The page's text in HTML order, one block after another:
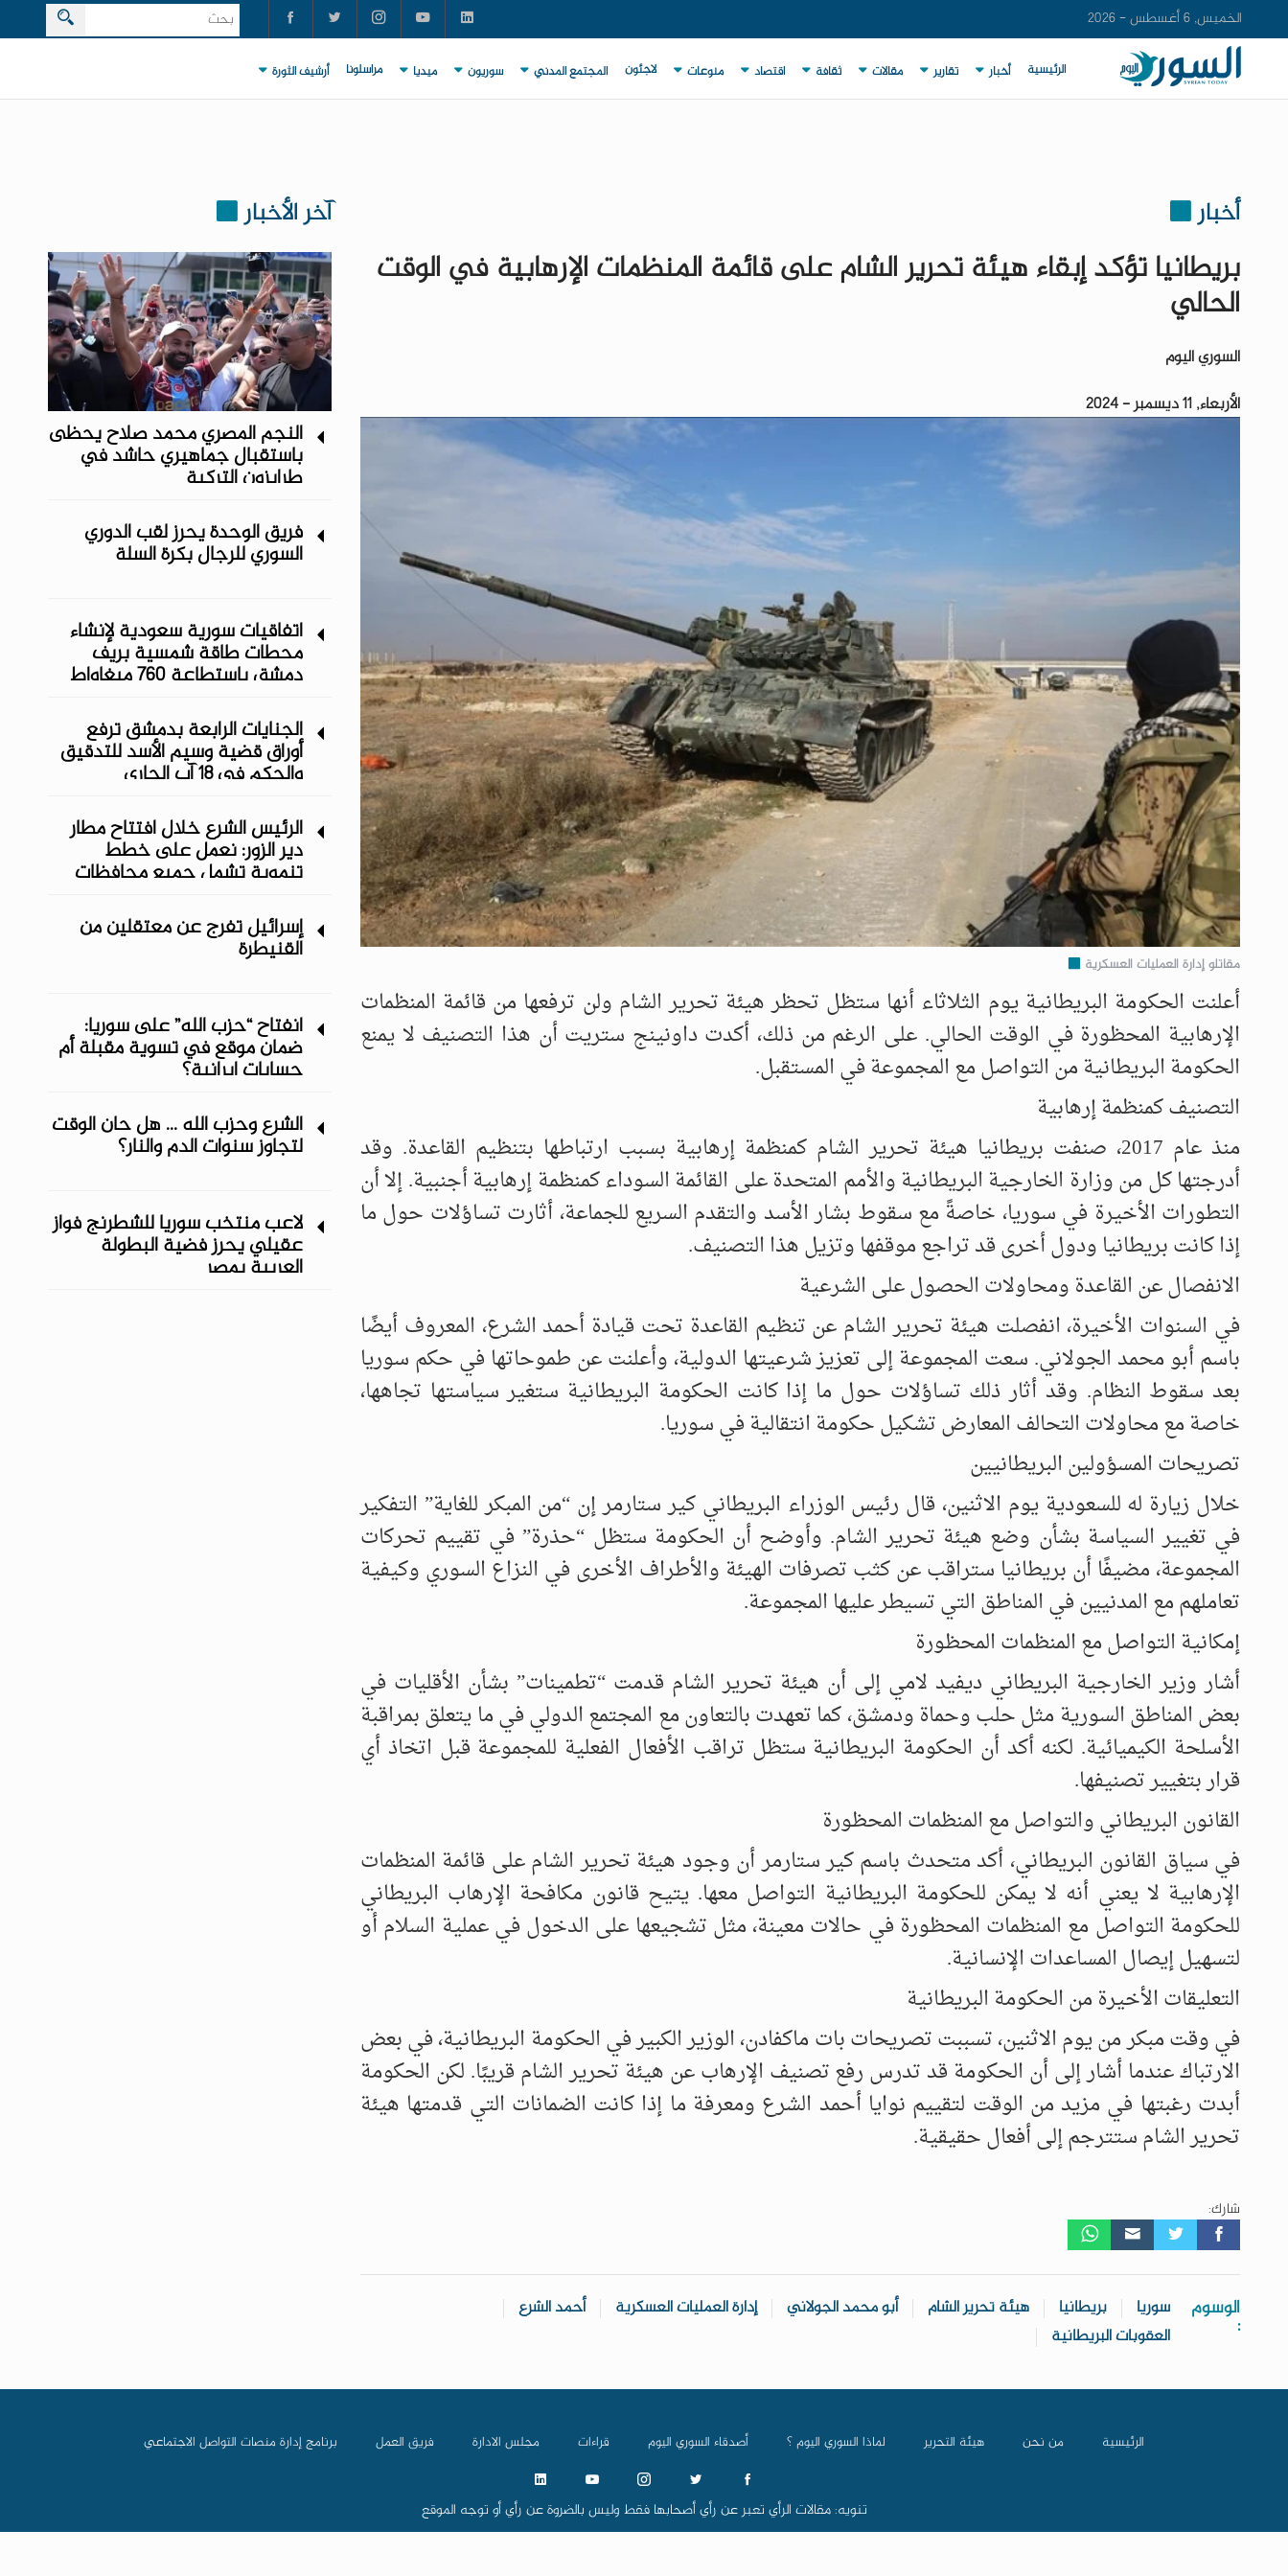
الخميس, 6 أغسطس - 2026
الرئيسية أخبار تقارير مقالات ثقافة اقتصاد منوعات لاجئون المجتمع المدني سوريون ميديا مراسلونا أرشيف الثورة
أخبار
بريطانيا تؤكد إبقاء هيئة تحرير الشام على قائمة المنظمات الإرهابية في الوقت
الحالي
السوري اليوم
الأربعاء, 11 ديسمبر - 2024
مقاتلو إدارة العمليات العسكرية
أعلنت الحكومة البريطانية يوم الثلاثاء أنها ستظل تحظر هيئة تحرير الشام ولن ترفعها من قائمة المنظمات
الإرهابية المحظورة في الوقت الحالي. على الرغم من ذلك، أكدت داونينج ستريت أن هذا التصنيف لا يمنع
الحكومة البريطانية من التواصل مع المجموعة في المستقبل.
التصنيف كمنظمة إرهابية
منذ عام 2017، صنفت بريطانيا هيئة تحرير الشام كمنظمة إرهابية بسبب ارتباطها بتنظيم القاعدة. وقد
أدرجتها كل من وزارة الخارجية البريطانية والأمم المتحدة على القائمة السوداء كمنظمة إرهابية أجنبية. إلا أن
التطورات الأخيرة في سوريا، خاصةً مع سقوط بشار الأسد والتقدم السريع للجماعة، أثارت تساؤلات حول ما
إذا كانت بريطانيا ودول أخرى قد تراجع موقفها وتزيل هذا التصنيف.
الانفصال عن القاعدة ومحاولات الحصول على الشرعية
في السنوات الأخيرة، انفصلت هيئة تحرير الشام عن تنظيم القاعدة تحت قيادة أحمد الشرع، المعروف أيضًا
باسم أبو محمد الجولاني. سعت المجموعة إلى تعزيز شرعيتها الدولية، وأعلنت عن طموحاتها في حكم سوريا
بعد سقوط النظام. وقد أثار ذلك تساؤلات حول ما إذا كانت الحكومة البريطانية ستغير سياستها تجاهها،
خاصة مع محاولات التحالف المعارض تشكيل حكومة انتقالية في سوريا.
تصريحات المسؤولين البريطانيين
خلال زيارة له للسعودية يوم الاثنين، قال رئيس الوزراء البريطاني كير ستارمر إن “من المبكر للغاية” التفكير
في تغيير السياسة بشأن وضع هيئة تحرير الشام. وأوضح أن الحكومة ستظل “حذرة” في تقييم تحركات
المجموعة، مضيفًا أن بريطانيا ستراقب عن كثب تصرفات الهيئة والأطراف الأخرى في النزاع السوري وكيفية
تعاملهم مع المدنيين في المناطق التي تسيطر عليها المجموعة.
إمكانية التواصل مع المنظمات المحظورة
أشار وزير الخارجية البريطاني ديفيد لامي إلى أن هيئة تحرير الشام قدمت “تطمينات” بشأن الأقليات في
بعض المناطق السورية مثل حلب وحماة ودمشق، كما تعهدت بالتعاون مع المجتمع الدولي في ما يتعلق بمراقبة
الأسلحة الكيميائية. لكنه أكد أن الحكومة البريطانية ستظل تراقب الأفعال الفعلية للمجموعة قبل اتخاذ أي
قرار بتغيير تصنيفها.
القانون البريطاني والتواصل مع المنظمات المحظورة
في سياق القانون البريطاني، أكد متحدث باسم كير ستارمر أن وجود هيئة تحرير الشام على قائمة المنظمات
الإرهابية لا يعني أنه لا يمكن للحكومة البريطانية التواصل معها. يتيح قانون مكافحة الإرهاب البريطاني
للحكومة التواصل مع المنظمات المحظورة في حالات معينة، مثل تشجيعها على الدخول في عملية السلام أو
لتسهيل إيصال المساعدات الإنسانية.
التعليقات الأخيرة من الحكومة البريطانية
في وقت مبكر من يوم الاثنين، تسببت تصريحات بات ماكفادن، الوزير الكبير في الحكومة البريطانية، في بعض
الارتباك عندما أشار إلى أن الحكومة قد تدرس رفع تصنيف الإرهاب عن هيئة تحرير الشام قريبًا. لكن الحكومة
أبدت رغبتها في مزيد من الوقت لتقييم نوايا أحمد الشرع ومعرفة ما إذا كانت الضمانات التي قدمتها هيئة
تحرير الشام ستترجم إلى أفعال حقيقية.
شارك:
الوسوم
:
سوريا بريطانيا هيئة تحرير الشام أبو محمد الجولاني إدارة العمليات العسكرية
أحمد الشرع
العقوبات البريطانية
آخر الأخبار
النجم المصري محمد صلاح يحظى
باستقبال جماهيري حاشد في
طرابزون التركية
فريق الوحدة يحرز لقب الدوري
السوري للرجال بكرة السلة
اتفاقيات سورية سعودية لإنشاء
محطات طاقة شمسية ‏بريف
دمشق باستطاعة 760 ميغاواط
الجنايات الرابعة بدمشق ترفع
أوراق قضية وسيم الأسد للتدقيق
والحكم في 18 آب الجاري
الرئيس الشرع خلال افتتاح مطار
دير الزور: نعمل على خطط
تنموية تشمل جميع محافظات
إسرائيل تفرج عن معتقلين من
القنيطرة
انفتاح “حزب الله” على سوريا:
ضمان موقع في تسوية مقبلة أم
حسابات إيرانية؟
الشرع وحزب الله ... هل حان الوقت
لتجاوز سنوات الدم والنار؟
لاعب منتخب سوريا للشطرنج فواز
عقيلي يحرز فضية البطولة
العربية بمصر
الرئيسية من نحن هيئة التحرير لماذا السوري اليوم ؟ أصدقاء السوري اليوم قراءات مجلس الادارة فريق العمل برنامج إدارة منصات التواصل الاجتماعي
تنويه: مقالات الرأي تعبر عن رأي أصحابها فقط وليس بالضروة عن رأي أو توجه الموقع